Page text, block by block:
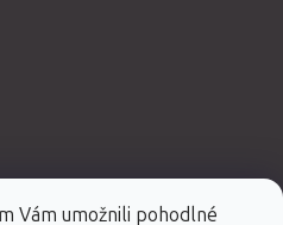
Vám umožnili pohodlné